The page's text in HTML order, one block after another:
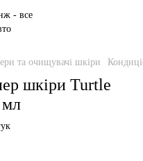
та очищувачі шкіри
шкіри Turtle
мл